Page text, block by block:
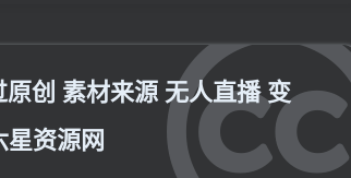
创 素材来源 无人直播 变
资源网